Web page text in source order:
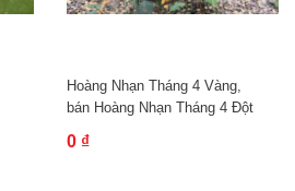
Hoàng Nhạn Tháng 4 Vàng,
bán Hoàng Nhạn Tháng 4 Đột
0 ₫